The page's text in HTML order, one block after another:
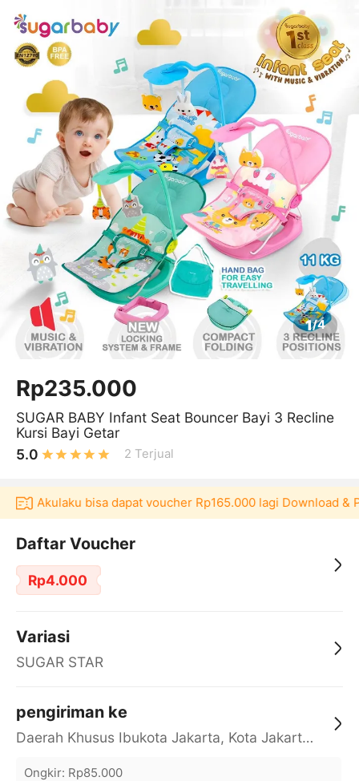
1/4
Rp235.000
SUGAR BABY Infant Seat Bouncer Bayi 3 Recline
Kursi Bayi Getar
5.0
2 Terjual
Akulaku bisa dapat voucher Rp165.000 lagi Download &
Daftar Voucher
Rp4.000
Variasi
SUGAR STAR
pengiriman ke
Daerah Khusus Ibukota Jakarta, Kota Jakarta Barat, Cengkareng, yy
Ongkir: Rp85.000